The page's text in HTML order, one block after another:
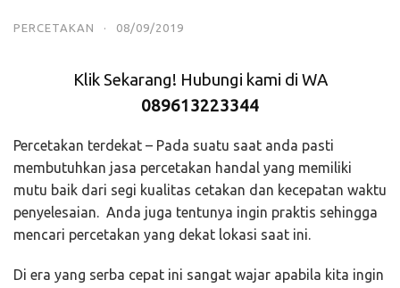
PERCETAKAN · 08/09/2019
Klik Sekarang! Hubungi kami di WA
089613223344
Percetakan terdekat – Pada suatu saat anda pasti
membutuhkan jasa percetakan handal yang memiliki
mutu baik dari segi kualitas cetakan dan kecepatan waktu
penyelesaian. Anda juga tentunya ingin praktis sehingga
mencari percetakan yang dekat lokasi saat ini.
Di era yang serba cepat ini sangat wajar apabila kita ingin